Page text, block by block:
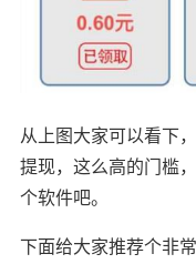
从上图大家可以看下
提现，这么高的门槛
个软件吧。
下面给大家推荐个非